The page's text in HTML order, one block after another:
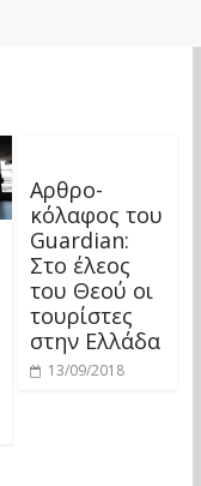
Αρθρο-
κόλαφος του
Guardian:
Στο έλεος
του Θεού οι
τουρίστες
στην Ελλάδα
13/09/2018